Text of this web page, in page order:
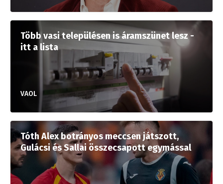
Több vasi településen is áramszünet lesz -
itt a lista
VAOL
Tóth Alex botrányos meccsen játszott,
Gulácsi és Sallai összecsapott egymással